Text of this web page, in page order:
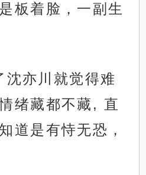
板着脸，一副生
沈亦川就觉得难
绪藏都不藏, 直
道是有恃无恐，